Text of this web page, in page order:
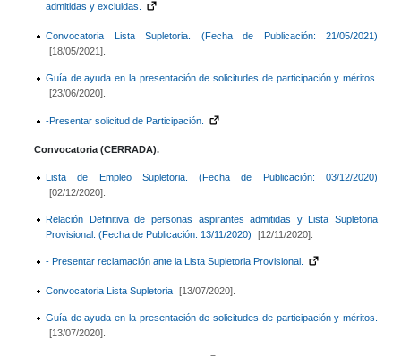
admitidas y excluidas.
Convocatoria Lista Supletoria. (Fecha de Publicación: 21/05/2021)
[18/05/2021].
Guía de ayuda en la presentación de solicitudes de participación y méritos.
[23/06/2020].
-Presentar solicitud de Participación.
Convocatoria (CERRADA).
Lista de Empleo Supletoria. (Fecha de Publicación: 03/12/2020)
[02/12/2020].
Relación Definitiva de personas aspirantes admitidas y Lista Supletoria
Provisional. (Fecha de Publicación: 13/11/2020)
[12/11/2020].
- Presentar reclamación ante la Lista Supletoria Provisional.
Convocatoria Lista Supletoria [13/07/2020].
Guía de ayuda en la presentación de solicitudes de participación y méritos.
[13/07/2020].